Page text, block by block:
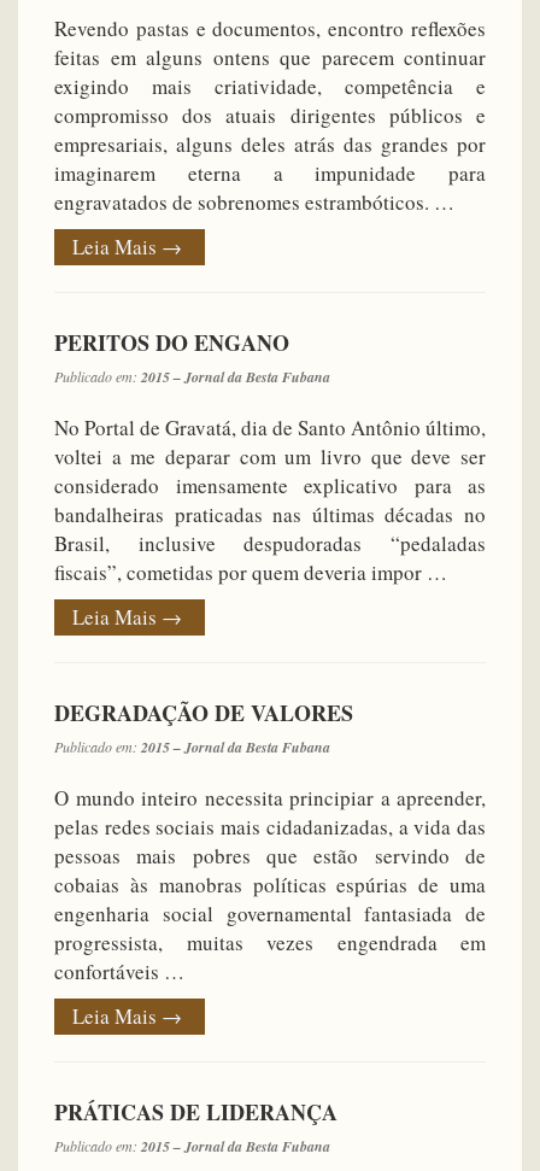
Revendo pastas e documentos, encontro reflexões
feitas em alguns ontens que parecem continuar
exigindo mais criatividade, competência e
compromisso dos atuais dirigentes públicos e
empresariais, alguns deles atrás das grandes por
imaginarem eterna a impunidade para
engravatados de sobrenomes estrambóticos. …
Leia Mais →
PERITOS DO ENGANO
Publicado em: 2015 – Jornal da Besta Fubana
No Portal de Gravatá, dia de Santo Antônio último,
voltei a me deparar com um livro que deve ser
considerado imensamente explicativo para as
bandalheiras praticadas nas últimas décadas no
Brasil, inclusive despudoradas “pedaladas
fiscais”, cometidas por quem deveria impor …
Leia Mais →
DEGRADAÇÃO DE VALORES
Publicado em: 2015 – Jornal da Besta Fubana
O mundo inteiro necessita principiar a apreender,
pelas redes sociais mais cidadanizadas, a vida das
pessoas mais pobres que estão servindo de
cobaias às manobras políticas espúrias de uma
engenharia social governamental fantasiada de
progressista, muitas vezes engendrada em
confortáveis …
Leia Mais →
PRÁTICAS DE LIDERANÇA
Publicado em: 2015 – Jornal da Besta Fubana